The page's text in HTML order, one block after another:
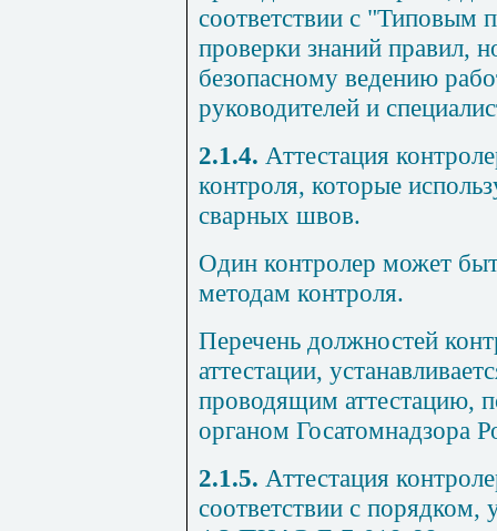
соответствии с "Типовым
проверки знаний правил,
безопасному ведению
руководителей и
2.1.4. Аттестация
контроля, которые
сварных швов.
Один контролер может
методам контроля.
Перечень должностей
аттестации,
проводящим аттестацию,
органом Госатомнадзора
2.1.5. Аттестация
соответствии с порядком,